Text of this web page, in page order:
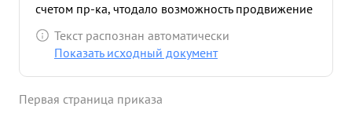
счетом пр-ка, чтодало возможность продвижение
нашей нехоты, ...»
Текст распознан автоматически
Показать исходный документ
Первая страница приказа